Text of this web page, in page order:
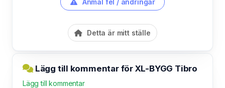
Detta är mitt ställe
Lägg till kommentar för XL-BYGG Tibro
Lägg till kommentar